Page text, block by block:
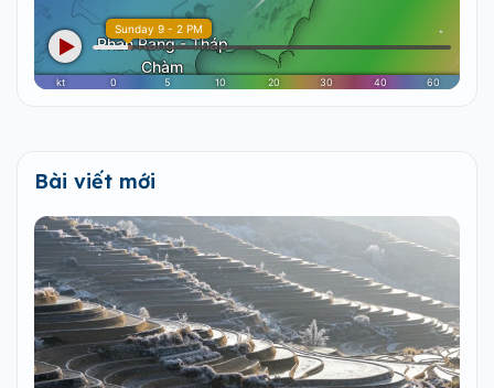
Bài viết mới